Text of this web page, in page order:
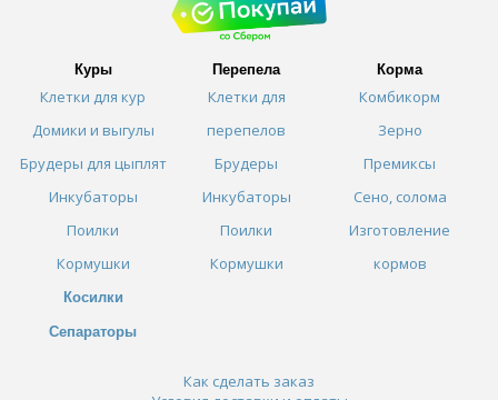
Куры
Клетки для кур
Домики и выгулы
Брудеры для цыплят
Инкубаторы
Поилки
Кормушки
Косилки
Сепараторы
Перепела
Клетки для
перепелов
Брудеры
Инкубаторы
Поилки
Кормушки
Корма
Комбикорм
Зерно
Премиксы
Сено, солома
Изготовление
кормов
Как сделать заказ